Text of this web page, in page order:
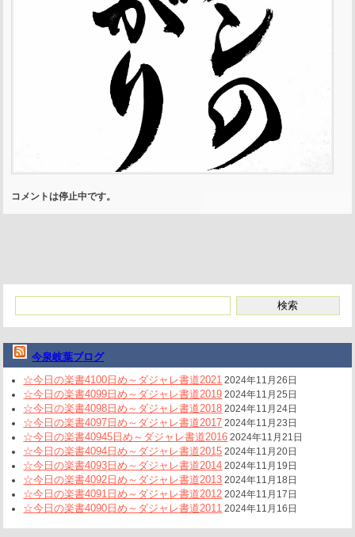
コメントは停止中です。
今泉岐葉ブログ
☆今日の楽書4100日め～ダジャレ書道2021 2024年11月26日
☆今日の楽書4099日め～ダジャレ書道2019 2024年11月25日
☆今日の楽書4098日め～ダジャレ書道2018 2024年11月24日
☆今日の楽書4097日め～ダジャレ書道2017 2024年11月23日
☆今日の楽書40945日め～ダジャレ書道2016 2024年11月21日
☆今日の楽書4094日め～ダジャレ書道2015 2024年11月20日
☆今日の楽書4093日め～ダジャレ書道2014 2024年11月19日
☆今日の楽書4092日め～ダジャレ書道2013 2024年11月18日
☆今日の楽書4091日め～ダジャレ書道2012 2024年11月17日
☆今日の楽書4090日め～ダジャレ書道2011 2024年11月16日